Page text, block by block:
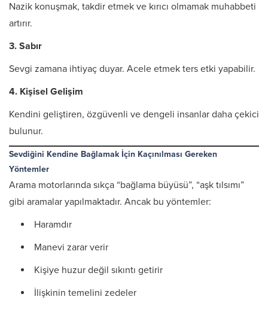
Nazik konuşmak, takdir etmek ve kırıcı olmamak muhabbeti
artırır.
3. Sabır
Sevgi zamana ihtiyaç duyar. Acele etmek ters etki yapabilir.
4. Kişisel Gelişim
Kendini geliştiren, özgüvenli ve dengeli insanlar daha çekici
bulunur.
Sevdiğini Kendine Bağlamak İçin Kaçınılması Gereken
Yöntemler
Arama motorlarında sıkça “bağlama büyüsü”, “aşk tılsımı”
gibi aramalar yapılmaktadır. Ancak bu yöntemler:
Haramdır
Manevi zarar verir
Kişiye huzur değil sıkıntı getirir
İlişkinin temelini zedeler